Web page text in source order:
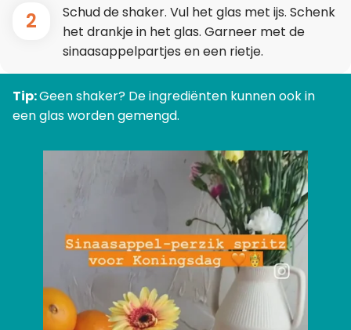
2
Schud de shaker. Vul het glas met ijs. Schenk
het drankje in het glas. Garneer met de
sinaasappelpartjes en een rietje.
Tip:Geen shaker? De ingrediënten kunnen ook in
een glas worden gemengd.